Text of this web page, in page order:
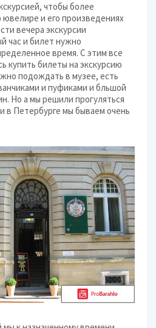
чтобы более
ювелире и его произведениях
вечера экскурсии
час и билет нужно
время. С этим все
купить билеты на экскурсию
подождать в музее, есть
и пуфиками и бльшой
Но а мы решили прогуляться
в Петербурге мы бываем очень